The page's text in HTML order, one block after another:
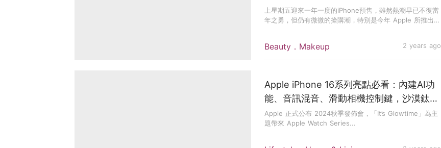
Beauty．Makeup 2 years ago
漠金妥妥是大地 X 裸色的輕變奏
上星期五迎來一年一度的iPhone預售，雖然熱潮早已不復當
年之勇，但仍有微微的搶購潮，特別是今年 Apple 所推出
Apple iPhone 16系列亮點必看：內建AI功
能、音訊混音、滑動相機控制鍵，沙漠鈦金
屬新色亮相
Apple 正式公布 2024秋季發佈會，「It’s Glowtime」為主
題帶來 Apple Watch Series...